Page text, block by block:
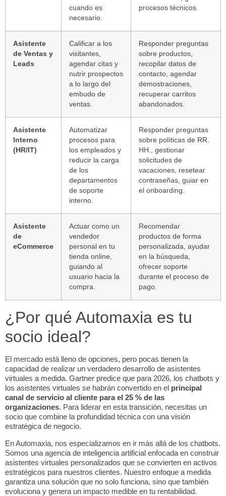
cuando es
necesario.
procesos técnicos.
Asistente
de Ventas y
Leads
Calificar a los
visitantes,
agendar citas y
nutrir prospectos
a lo largo del
embudo de
ventas.
Responder preguntas
sobre productos,
recopilar datos de
contacto, agendar
demostraciones,
recuperar carritos
abandonados.
Asistente
Interno
(HR/IT)
Automatizar
procesos para
los empleados y
reducir la carga
de los
departamentos
de soporte
interno.
Responder preguntas
sobre políticas de RR.
HH., gestionar
solicitudes de
vacaciones, resetear
contraseñas, guiar en
el onboarding.
Asistente
de
eCommerce
Actuar como un
vendedor
personal en tu
tienda online,
guiando al
usuario hacia la
compra.
Recomendar
productos de forma
personalizada, ayudar
en la búsqueda,
ofrecer soporte
durante el proceso de
pago.
¿Por qué Automaxia es tu
socio ideal?
El mercado está lleno de opciones, pero pocas tienen la
capacidad de realizar un verdadero desarrollo de asistentes
virtuales a medida. Gartner predice que para 2026, los chatbots y
los asistentes virtuales se habrán convertido en el principal
canal de servicio al cliente para el 25 % de las
organizaciones. Para liderar en esta transición, necesitas un
socio que combine la profundidad técnica con una visión
estratégica de negocio.
En Automaxia, nos especializamos en ir más allá de los chatbots.
Somos una agencia de inteligencia artificial enfocada en construir
asistentes virtuales personalizados que se convierten en activos
estratégicos para nuestros clientes. Nuestro enfoque a medida
garantiza una solución que no solo funciona, sino que también
evoluciona y genera un impacto medible en tu rentabilidad.